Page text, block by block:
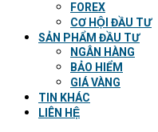
FOREX
CƠ HỘI ĐẦU TƯ
SẢN PHẨM ĐẦU TƯ
NGÂN HÀNG
BẢO HIỂM
GIÁ VÀNG
TIN KHÁC
LIÊN HỆ